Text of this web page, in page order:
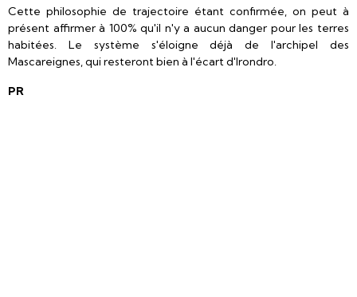
Cette philosophie de trajectoire étant confirmée, on peut à
présent affirmer à 100% qu'il n'y a aucun danger pour les terres
habitées. Le système s'éloigne déjà de l'archipel des
Mascareignes, qui resteront bien à l'écart d'Irondro.
PR